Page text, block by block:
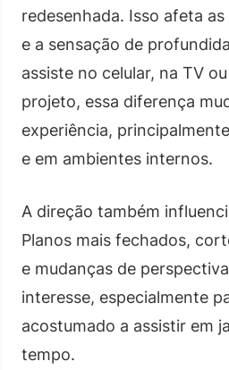
redesenhada. Isso afeta
e a sensação de
assiste no celular, na TV
projeto, essa diferença
experiência,
e em ambientes internos.
A direção também
Planos mais fechados,
e mudanças de
interesse, especialmente
acostumado a assistir em
tempo.